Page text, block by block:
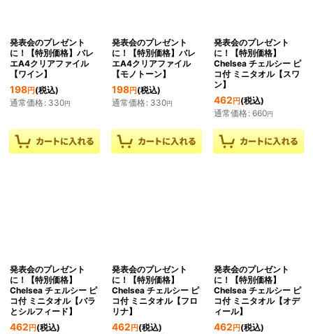
発表会のプレゼント
に！【特別価格】バレ
エA4クリアファイル
【ワイン】
198円 (税込)
通常価格: 330円
発表会のプレゼント
に！【特別価格】バレ
エA4クリアファイル
【モノトーン】
198円(税込)
通常価格: 330円
発表会のプレゼント
に！【特別価格】
Chelsea チェルシー ピ
コ付 ミニタオル【スワ
ン】
462 円(税込)
通常価格: 660円
発表会のプレゼント
に！【特別価格】
Chelsea チェルシー ピ
コ付 ミニタオル【バラ
とシルフィード】
462 円 (税込)
発表会のプレゼント
に！【特別価格】
Chelsea チェルシー ピ
コ付 ミニタオル【フロ
リナ】
462 円(税込)
発表会のプレゼント
に！【特別価格】
Chelsea チェルシー ピ
コ付 ミニタオル【オデ
ィール】
462 円(税込)